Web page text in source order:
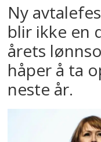
Ny
blir ikke en
årets
håper å ta
neste år.